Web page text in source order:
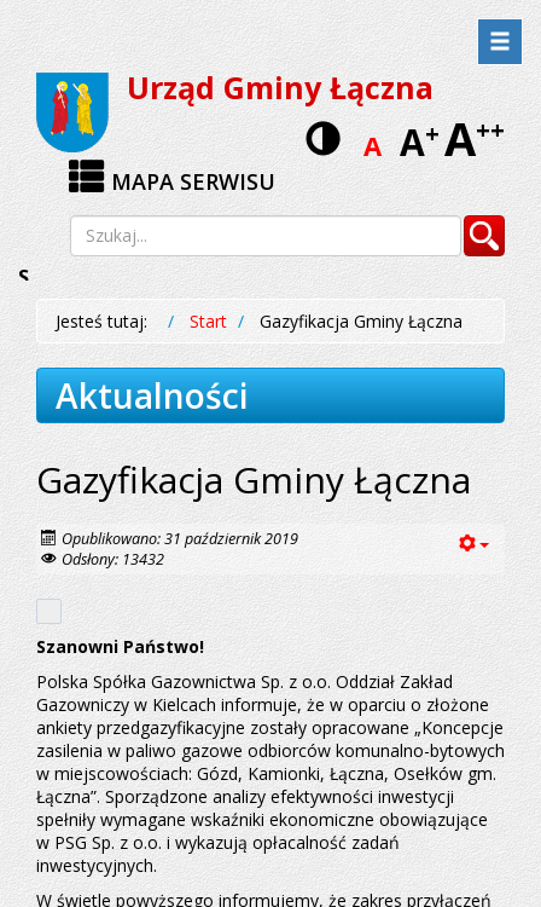
Przejdź
do
menu
Przejdź
do
treści
Urząd Gminy Łączna
A A+A++
Wersja
MAPA SERWISU
Wyszukiwarka Szukaj
Jesteś tutaj: Start Gazyfikacja Gminy Łączna
Aktualności
Gazyfikacja Gminy Łączna
Opublikowano: 31 październik 2019
Odsłony: 13432
Szanowni Państwo!
Polska Spółka Gazownictwa Sp. z o.o. Oddział Zakład
Gazowniczy w Kielcach informuje, że w oparciu o złożone
ankiety przedgazyfikacyjne zostały opracowane „Koncepcje
zasilenia w paliwo gazowe odbiorców komunalno-bytowych
w miejscowościach: Gózd, Kamionki, Łączna, Osełków gm.
Łączna”. Sporządzone analizy efektywności inwestycji
spełniły wymagane wskaźniki ekonomiczne obowiązujące
w PSG Sp. z o.o. i wykazują opłacalność zadań
inwestycyjnych.
W świetle powyższego informujemy, że zakres przyłączeń
Szanowni
Państwo
Polska
Spółka
Gazownictwa
z o.o.
Oddział
Zakład
Gazowniczy
w Kielcach
informuje,
że
w oparciu
o złożone
ankiety
przedgazyfikacyjne
opracowane
„Koncepcje
zasilenia
w paliwo
gazowe
odbiorców
komunalno-
bytowych
w miejscowościach:
Gózd,
Kamionki,
Łączna,
Osełków
gm.
Łączna”.